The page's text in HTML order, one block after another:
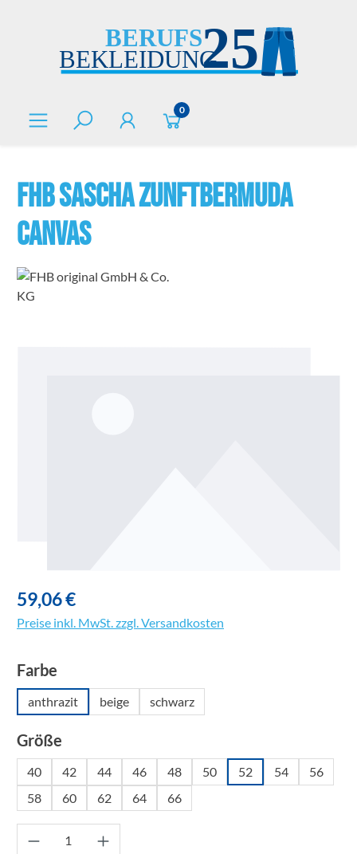
0
FHB SASCHA Zunftbermuda
Canvas
59,06 €
Preise inkl. MwSt. zzgl. Versandkosten
Farbe
anthrazit beige schwarz
Größe
40 42 44 46 48 50 52 54
56
58
60 62 64 66
Produkt Anzahl: Gib den gewünschten